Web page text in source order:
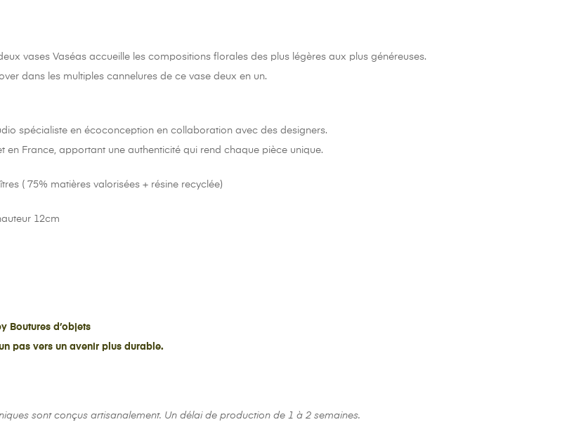
vases Vaséas accueille les compositions florales des plus légères aux plus généreuses.
dans les multiples cannelures de ce vase deux en un.
spécialiste en écoconception en collaboration avec des designers.
en France, apportant une authenticité qui rend chaque pièce unique.
( 75% matières valorisées + résine recyclée)
12cm
Boutures d’objets
pas vers un avenir plus durable.
sont conçus artisanalement. Un délai de production de 1 à 2 semaines.